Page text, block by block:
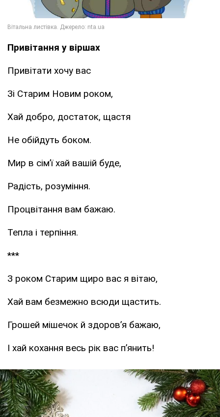
Привітання у віршах
Привітати хочу вас
Зі Старим Новим роком,
Хай добро, достаток, щастя
Не обійдуть боком.
Мир в сім’ї хай вашій буде,
Радість, розуміння.
Процвітання вам бажаю.
Тепла і терпіння.
***
З роком Старим щиро вас я вітаю,
Хай вам безмежно всюди щастить.
Грошей мішечок й здоров’я бажаю,
І хай кохання весь рік вас п’янить!